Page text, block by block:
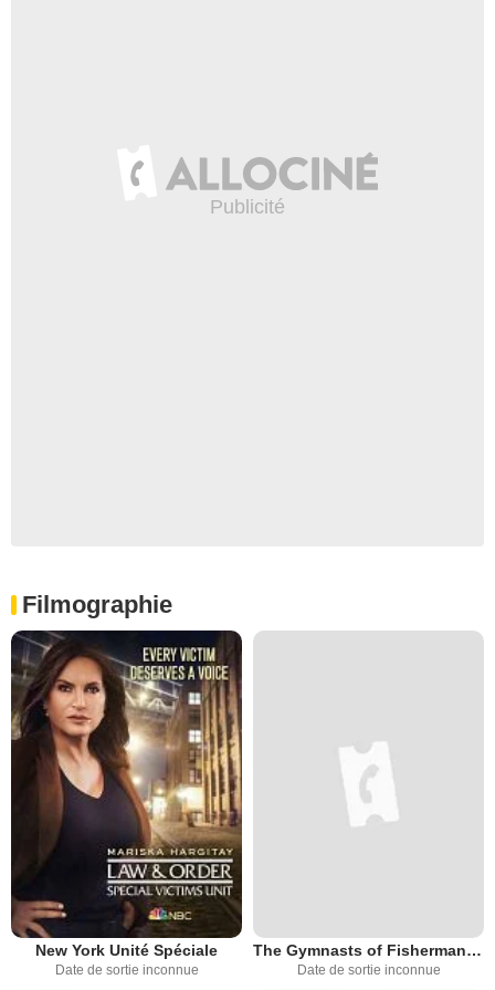
Filmographie
New York Unité Spéciale
Date de sortie inconnue
The Gymnasts of Fisherman Colony
Date de sortie inconnue